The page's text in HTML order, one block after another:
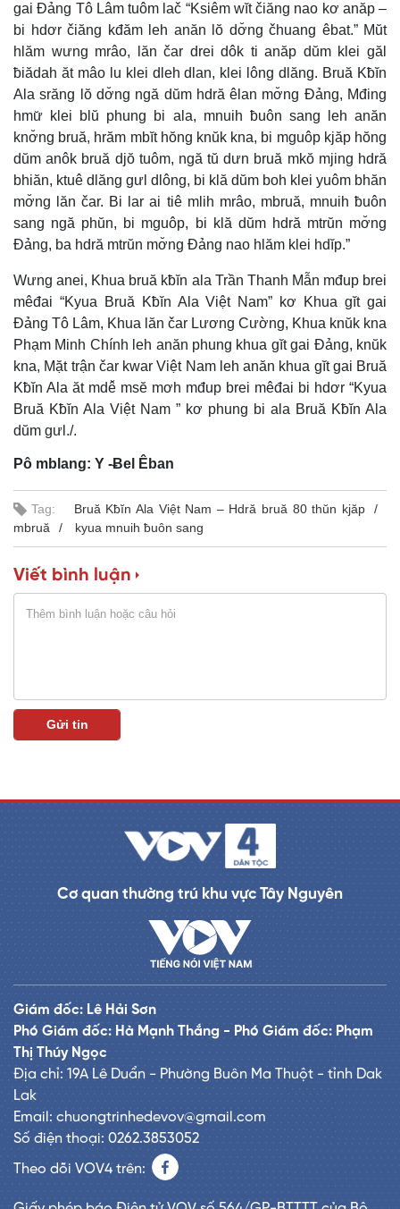
gai Đảng Tô Lâm tuôm lač “Ksiêm wĭt čiăng nao kơ anăp –
bi hdơr čiăng kđăm leh anăn lŏ dơ̆ng čhuang êbat.” Mŭt
hlăm wưng mrâo, lăn čar drei dôk ti anăp dŭm klei găl
ƀiădah ăt mâo lu klei dleh dlan, klei lông dlăng. Bruă Kƀĭn
Ala srăng lŏ dơ̆ng ngă dŭm hdră êlan mơ̆ng Đảng, Mđing
hmư̆ klei blŭ phung bi ala, mnuih ƀuôn sang leh anăn
knơ̆ng bruă, hrăm mbĭt hŏng knŭk kna, bi mguôp kjăp hŏng
dŭm anôk bruă djŏ tuôm, ngă tŭ dưn bruă mkŏ mjing hdră
bhiăn, ktuê dlăng gưl dlông, bi klă dŭm boh klei yuôm bhăn
mơ̆ng lăn čar. Bi lar ai tiê mlih mrâo, mbruă, mnuih ƀuôn
sang ngă phŭn, bi mguôp, bi klă dŭm hdră mtrŭn mơ̆ng
Đảng, ba hdră mtrŭn mơ̆ng Đảng nao hlăm klei hdĭp.”
Wưng anei, Khua bruă kƀĭn ala Trần Thanh Mẫn mđup brei
mêđai “Kyua Bruă Kƀĭn Ala Việt Nam” kơ Khua gĭt gai
Đảng Tô Lâm, Khua lăn čar Lương Cường, Khua knŭk kna
Phạm Minh Chính leh anăn phung khua gĭt gai Đảng, knŭk
kna, Mặt trận čar kwar Việt Nam leh anăn khua gĭt gai Bruă
Kƀĭn Ala ăt mdê̆ msĕ mơh mđup brei mêđai bi hdơr “Kyua
Bruă Kƀĭn Ala Việt Nam ” kơ phung bi ala Bruă Kƀĭn Ala
dŭm gưl./.
Pô mblang: Y -Ƀel Êban
Tag:
Bruă Kƀĭn Ala Việt Nam – Hdră bruă 80 thŭn kjăp
mbruă
kyua mnuih ƀuôn sang
Viết bình luận
Cơ quan thường trú khu vực Tây Nguyên
Giám đốc: Lê Hải Sơn
Phó Giám đốc: Hà Mạnh Thắng - Phó Giám đốc: Phạm
Thị Thúy Ngọc
Địa chỉ: 19A Lê Duẩn - Phường Buôn Ma Thuột - tỉnh Dak
Lak
Email: chuongtrinhedevov@gmail.com
Số điện thoại: 0262.3853052
Theo dõi VOV4 trên: